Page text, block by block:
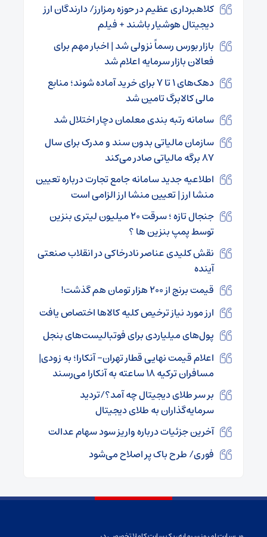
کلاهبرداری عظیم در حوزه رمزارز/ دارندگان ارز
دیجیتال هوشیار باشند + فیلم
بازار بورس رسماً نزولی شد | اخبار مهم برای
فعالان بازار سرمایه اعلام شد
دهک‌های ۱ تا ۷ برای خرید آماده شوند؛ منابع
مالی کالابرگ تامین شد
سامانه رتبه بندی معلمان دچار اختلال شد
سازمان مالیاتی بدون سند و مدرک برای سال
۸۷ برگه مالیاتی صادر می‌کند
اطلاعیه جدید سامانه جامع تجارت درباره تعیین
منشا ارز | تعیین منشا ارز الزامی است
جنجال تازه ؛ سرقت ۲۰ میلیون لیتری بنزین
توسط پمپ بنزین ها ؟
نقش کلیدی عناصر نادرخاکی در انقلاب صنعتی
آینده
قیمت برنج از ۲۰۰ هزار تومان هم گذشت!
ارز مورد نیاز ترخیص کلیه کالاها اختصاص یافت
پول‌های میلیاردی برای فوتبالیست‌های بنجل
اعلام قیمت نهایی قطار تهران- آنکارا؛ به زودی|
مسافران ترکیه ۱۸ ساعته به آنکارا می‌رسند
بر سر طلای دیجیتال چه آمد؟/تردید
سرمایه‌گذاران به طلای دیجیتال
آخرین جزئیات درباره واریز سود سهام عدالت
فوری/ طرح باک پر اصلاح می‌شود